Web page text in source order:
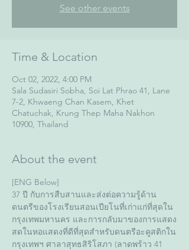
See other events
Time & Location
Oct 02, 2022, 4:00 PM
Sala Sudasiri Sobha, Soi Lat Phrao 41, Lane
7-2, Khwaeng Chan Kasem, Khet
Chatuchak, Krung Thep Maha Nakhon
10900, Thailand
About the event
[ENG Below]
37 ปี กับการสืบสานและส่งต่อความรู้ด้าน
ดนตรีของโรงเรียนสอนเปียโนที่เก่าแก่ที่สุดใน
กรุงเทพมหานคร และการกลับมาของการแสดง
สดในหอแสดงที่ดีที่สุดสำหรับดนตรีอะคูสติกใน
กรุงเทพฯ ศาลาสุทธสิริโสภา (ลาดพร้าว 41